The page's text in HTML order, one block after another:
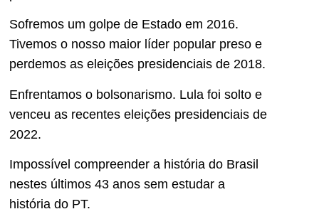
Sofremos um golpe de Estado em 2016.
Tivemos o nosso maior líder popular preso e
perdemos as eleições presidenciais de 2018.
Enfrentamos o bolsonarismo. Lula foi solto e
venceu as recentes eleições presidenciais de
2022.
Impossível compreender a história do Brasil
nestes últimos 43 anos sem estudar a
história do PT.